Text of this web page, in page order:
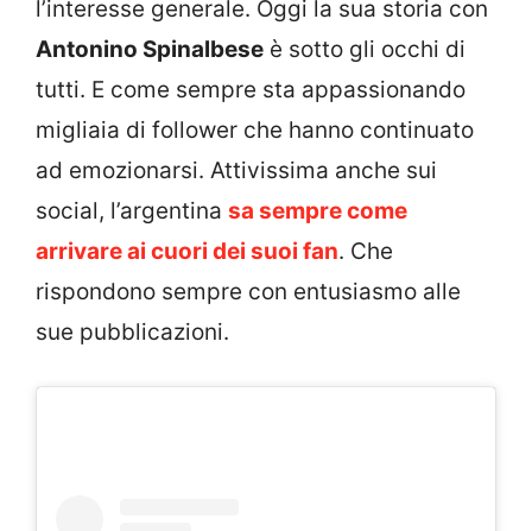
l’interesse generale. Oggi la sua storia con
Antonino Spinalbese è sotto gli occhi di
tutti. E come sempre sta appassionando
migliaia di follower che hanno continuato
ad emozionarsi. Attivissima anche sui
social, l’argentina sa sempre come
arrivare ai cuori dei suoi fan. Che
rispondono sempre con entusiasmo alle
sue pubblicazioni.